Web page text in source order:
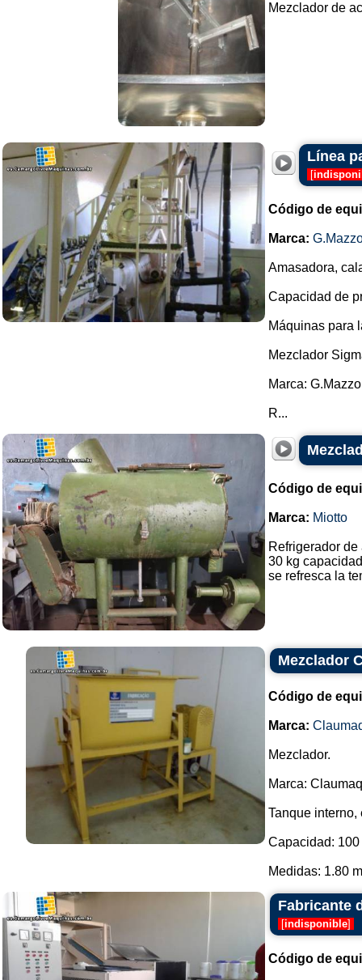
Mezclador de
Línea
[
Código de
Marca:
Amasadora,
Capacidad de
Máquinas para
Mezclador
Marca:
R...
Código de
Marca: Miotto
Refrigerador
30 kg
se refresca la
Mezclador
Código de
Marca:
Mezclador.
Marca:
Tanque
Capacidad: 100
Medidas: 1.80
Fabricante
[indisponible]
Código de